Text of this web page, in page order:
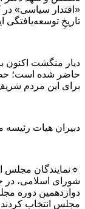
«اقتدار سیاسی» در
تاریخِ توسعه‌یافتگی
دیار منگشت اکنون
حاضر شده است؛
برای این مردم
دبیران هیات
شورای اسلامی، در
دوازدهمین دوره
مجلس انتخاب